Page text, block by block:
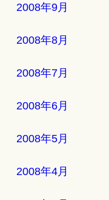
2008年9月
2008年8月
2008年7月
2008年6月
2008年5月
2008年4月